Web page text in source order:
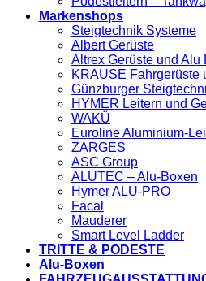
Markenshops
Steigtechnik Systeme
Albert Gerüste
Altrex Gerüste und Alu
KRAUSE Fahrgerüste
Günzburger
HYMER Leitern und
WAKÜ
Euroline Aluminium-
ZARGES
ASC Group
ALUTEC – Alu-Boxen
Hymer ALU-PRO
Facal
Mauderer
Smart Level Ladder
TRITTE & PODESTE
Alu-Boxen